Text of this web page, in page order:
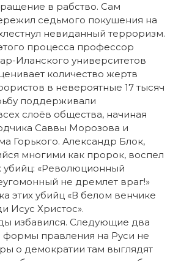
в рабство. Сам
седьмого покушения на
невиданный терроризм.
процесса профессор
Иланского университетов
количество жертв
в невероятные 17 тысяч
поддерживали
слоёв общества, начиная
Саввы Морозова и
Горького. Александр Блок,
многими как пророк, воспел
«Революционный
не дремлет враг!»
этих убийц «В белом венчике
Исус Христос».
избавился. Следующие два
формы правления на Руси не
о демократии там выглядят